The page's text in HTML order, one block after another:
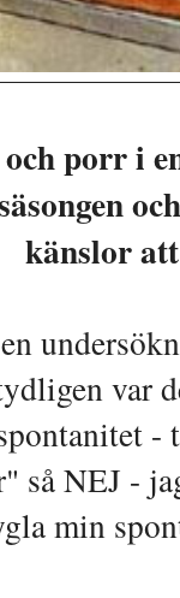
porr i
känslor
var
så NEJ -
min